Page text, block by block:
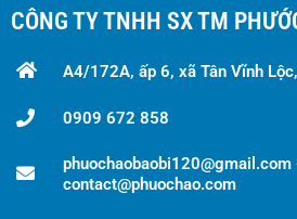
CÔNG TY TNHH SX TM
A4/172A, ấp 6, xã Tân Vĩnh
0909 672 858
phuochaobaobi120@gmail.com
contact@phuochao.com